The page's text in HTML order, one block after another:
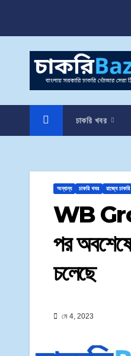
চাকরি খবর
অন্যান্য চাকরি খবর রাজ্যে চাকরি
WB
পর
চলেছে
মে 4, 2023